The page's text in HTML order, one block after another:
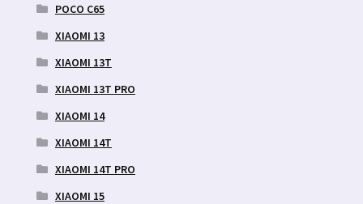
POCO C65
XIAOMI 13
XIAOMI 13T
XIAOMI 13T PRO
XIAOMI 14
XIAOMI 14T
XIAOMI 14T PRO
XIAOMI 15